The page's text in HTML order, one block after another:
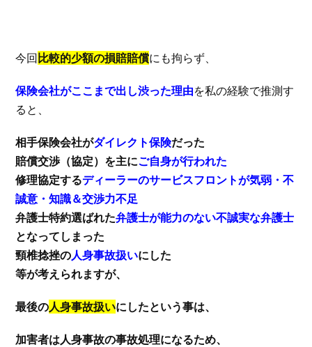
今回比較的少額の損賠賠償にも拘らず、
保険会社がここまで出し渋った理由を私の経験で推測す
ると、
相手保険会社がダイレクト保険だった
賠償交渉（協定）を主にご自身が行われた
修理協定するディーラーのサービスフロントが気弱・不
誠意・知識＆交渉力不足
弁護士特約選ばれた弁護士が能力のない不誠実な弁護士
となってしまった
頸椎捻挫の人身事故扱いにした
等が考えられますが、
最後の人身事故扱いにしたという事は、
加害者は人身事故の事故処理になるため、